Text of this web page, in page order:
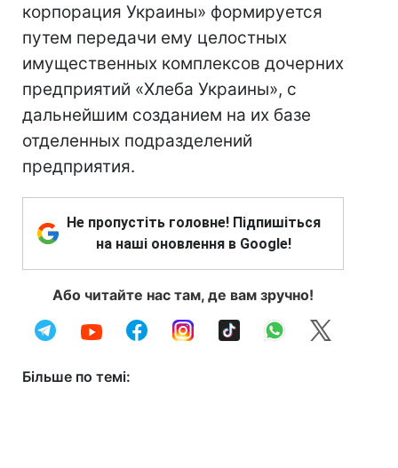
корпорация Украины» формируется
путем передачи ему целостных
имущественных комплексов дочерних
предприятий «Хлеба Украины», с
дальнейшим созданием на их базе
отделенных подразделений
предприятия.
Не пропустіть головне! Підпишіться
на наші оновлення в Google!
Або читайте нас там, де вам зручно!
Більше по темі: